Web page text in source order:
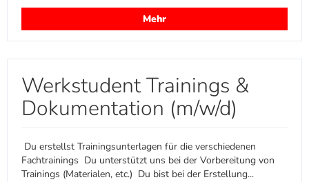
Mehr
Werkstudent Trainings &
Dokumentation (m/w/d)
Du erstellst Trainingsunterlagen für die verschiedenen
Fachtrainings Du unterstützt uns bei der Vorbereitung von
Trainings (Materialen, etc.) Du bist bei der Erstellung...